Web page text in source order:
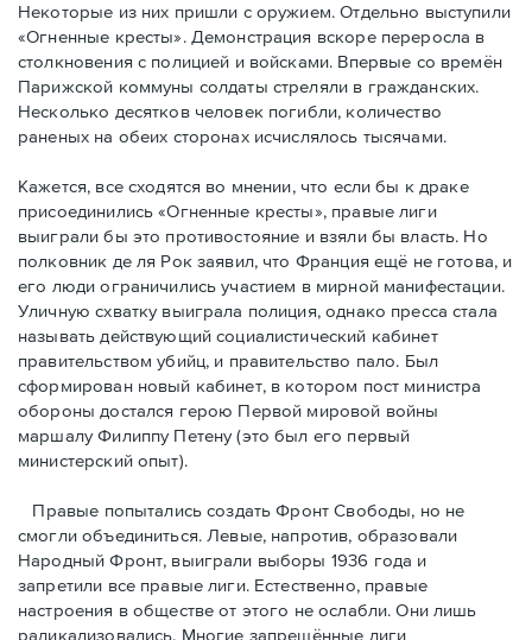
Некоторые из них пришли с оружием. Отдельно выступили
«Огненные кресты». Демонстрация вскоре переросла в
столкновения с полицией и войсками. Впервые со времён
Парижской коммуны солдаты стреляли в гражданских.
Несколько десятков человек погибли, количество
раненых на обеих сторонах исчислялось тысячами.
Кажется, все сходятся во мнении, что если бы к драке
присоединились «Огненные кресты», правые лиги
выиграли бы это противостояние и взяли бы власть. Но
полковник де ля Рок заявил, что Франция ещё не готова, и
его люди ограничились участием в мирной манифестации.
Уличную схватку выиграла полиция, однако пресса стала
называть действующий социалистический кабинет
правительством убийц, и правительство пало. Был
сформирован новый кабинет, в котором пост министра
обороны достался герою Первой мировой войны
маршалу Филиппу Петену (это был его первый
министерский опыт).
Правые пoпытались создать Фронт Свободы, но не
смогли объединиться. Левые, напротив, образовали
Народный Фронт, выиграли выборы 1936 года и
запретили все правые лиги. Естественно, правые
настроения в обществе от этого не ослабли. Они лишь
радикализовались. Многие запрещённые лиги